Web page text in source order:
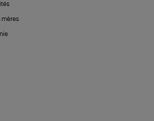
mères